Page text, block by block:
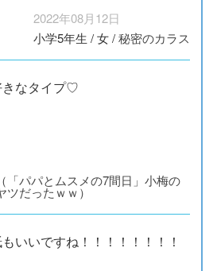
2022年08月12日
小学5年生 /女/秘密のカラス
きなタイプ♡
「パパとムスメの7間日」小梅の
だったｗｗ）
いいですね！！！！！！！！